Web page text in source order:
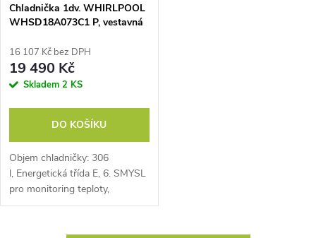
Chladnička 1dv. WHIRLPOOL
WHSD18A073C1 P, vestavná
16 107 Kč bez DPH
19 490 Kč
Skladem 2 KS
DO KOŠÍKU
Objem chladničky: 306
l, Energetická třída E, 6. SMYSL
pro monitoring teploty,